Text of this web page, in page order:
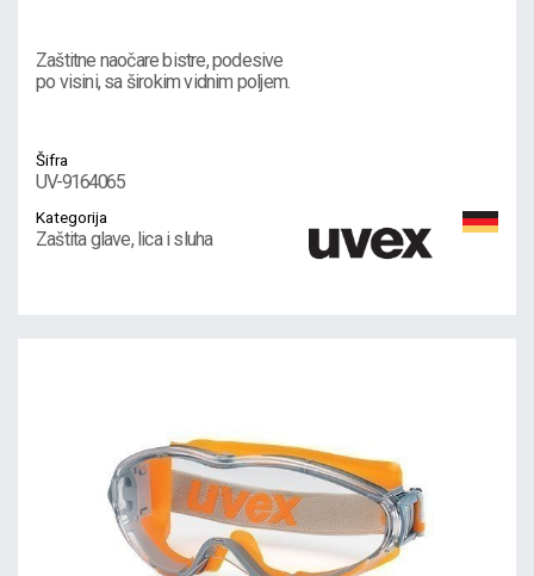
Zaštitne naočare bistre, podesive
po visini, sa širokim vidnim poljem.
Šifra
UV-9164065
Kategorija
Zaštita glave, lica i sluha